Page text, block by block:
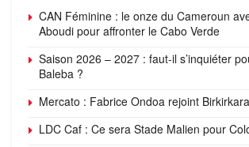
CAN Féminine : le onze du Cameroun
Aboudi pour affronter le Cabo Verde
Saison 2026 – 2027 : faut-il s’inquiéter
Baleba ?
Mercato : Fabrice Ondoa rejoint
LDC Caf : Ce sera Stade Malien pour